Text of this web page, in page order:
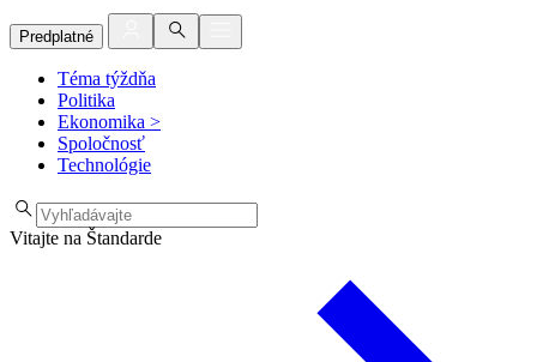
Predplatné
Téma týždňa
Politika
Ekonomika >
Spoločnosť
Technológie
Vitajte na Štandarde